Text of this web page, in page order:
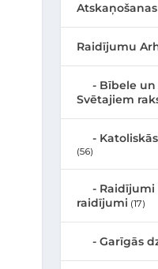
Raidījumu
Bībele
Svētajiem
(56)
raidījumi (17)
Garīgās